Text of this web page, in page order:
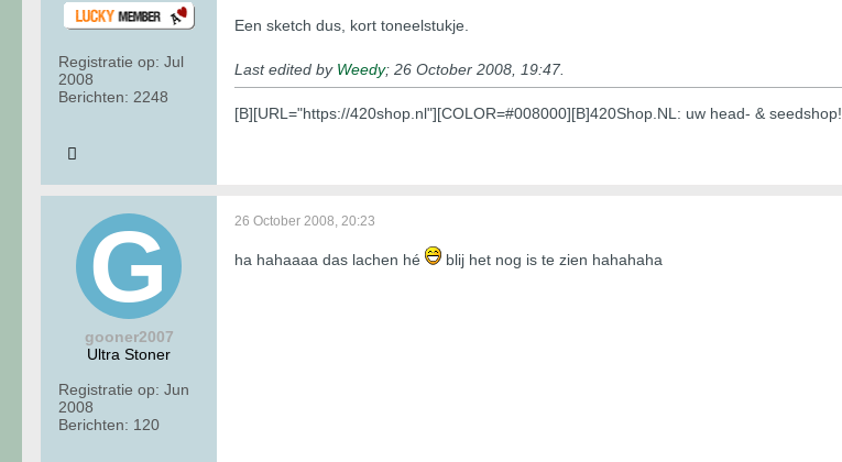
Registratie op: Jul
2008
Berichten: 2248
Een sketch dus, kort toneelstukje.
Last edited by Weedy; 26 October 2008, 19:47.
[B][URL="https://420shop.nl"][COLOR=#008000][B]420Shop.NL: uw head- & seedshop!
gooner2007
Ultra Stoner
Registratie op: Jun
2008
Berichten: 120
26 October 2008, 20:23
ha hahaaaa das lachen hé blij het nog is te zien hahahaha